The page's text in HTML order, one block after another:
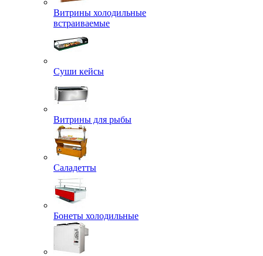
Витрины холодильные
встраиваемые
Суши кейсы
Витрины для рыбы
Саладетты
Бонеты холодильные